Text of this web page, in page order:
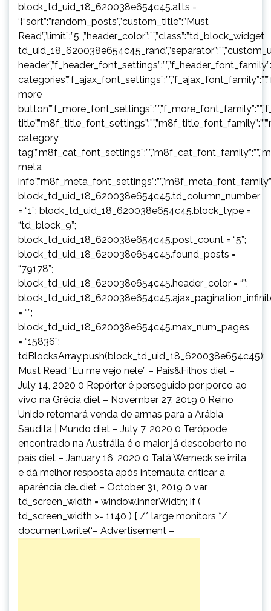
block_td_uid_18_620038e654c45.atts =
‘{“sort”:”random_posts”,”custom_title”:”Must
Read”,”limit”:”5″,”header_color”:””,”class”:”td_block_widget
more
category
meta
block_td_uid_18_620038e654c45.td_column_number
= “1”; block_td_uid_18_620038e654c45.block_type =
“td_block_9”;
block_td_uid_18_620038e654c45.post_count = “5”;
block_td_uid_18_620038e654c45.found_posts =
“79178”;
block_td_uid_18_620038e654c45.header_color = “”;
= “”;
block_td_uid_18_620038e654c45.max_num_pages
= “15836”;
tdBlocksArray.push(block_td_uid_18_620038e654c45);
Must Read “Eu me vejo nele” – Pais&Filhos diet –
July 14, 2020 0 Repórter é perseguido por porco ao
vivo na Grécia diet – November 27, 2019 0 Reino
Unido retomará venda de armas para a Arábia
Saudita | Mundo diet – July 7, 2020 0 Terópode
encontrado na Austrália é o maior já descoberto no
país diet – January 16, 2020 0 Tatá Werneck se irrita
e dá melhor resposta após internauta criticar a
aparência de…diet – October 31, 2019 0 var
td_screen_width = window.innerWidth; if (
td_screen_width >= 1140 ) { /* large monitors */
document.write(‘– Advertisement –